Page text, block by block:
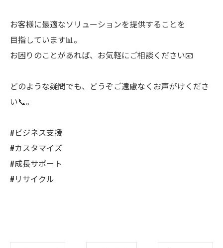
お客様に最適なソリューションを提供することを
目指しています📊。
お困りのことがあれば、お気軽にご相談ください📧
どのような疑問でも、どうぞご遠慮なくお声がけくださ
い📞。
#ビジネス支援
#カスタマイズ
#成長サポート
#リサイクル